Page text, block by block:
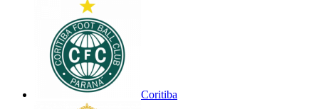
Coritiba